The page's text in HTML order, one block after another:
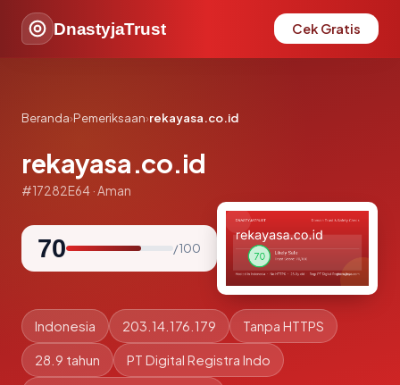
DnastyjaTrust Cek Gratis
Beranda›Pemeriksaan›rekayasa.co.id
rekayasa.co.id
#17282E64 · Aman
70 / 100
Indonesia 203.14.176.179 Tanpa HTTPS
28.9 tahun PT Digital Registra Indo